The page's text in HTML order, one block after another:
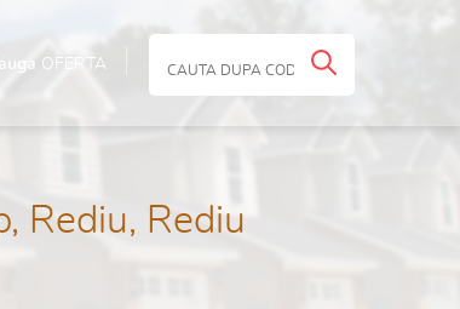
OFERTA
Rediu, Rediu